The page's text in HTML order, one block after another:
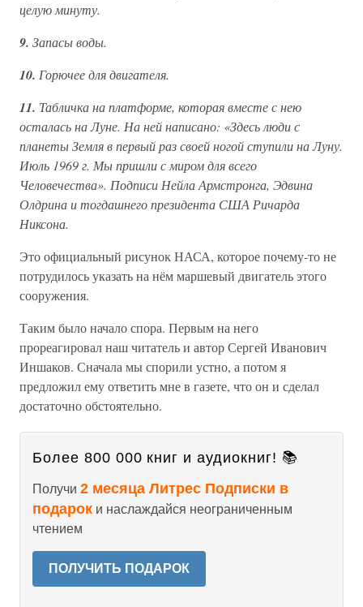
целую минуту.
9. Запасы воды.
10. Горючее для двигателя.
11. Табличка на платформе, которая вместе с нею
осталась на Луне. На ней написано: «Здесь люди с
планеты Земля в первый раз своей ногой ступили на Луну.
Июль 1969 г. Мы пришли с миром для всего
Человечества». Подписи Нейла Армстронга, Эдвина
Олдрина и тогдашнего президента США Ричарда
Никсона.
Это официальный рисунок НАСА, которое почему-то не
потрудилось указать на нём маршевый двигатель этого
сооружения.
Таким было начало спора. Первым на него
прореагировал наш читатель и автор Сергей Иванович
Иншаков. Сначала мы спорили устно, а потом я
предложил ему ответить мне в газете, что он и сделал
достаточно обстоятельно.
Более 800 000 книг и аудиокниг! 📚
Получи 2 месяца Литрес Подписки в
подарок и наслаждайся неограниченным
чтением
ПОЛУЧИТЬ ПОДАРОК